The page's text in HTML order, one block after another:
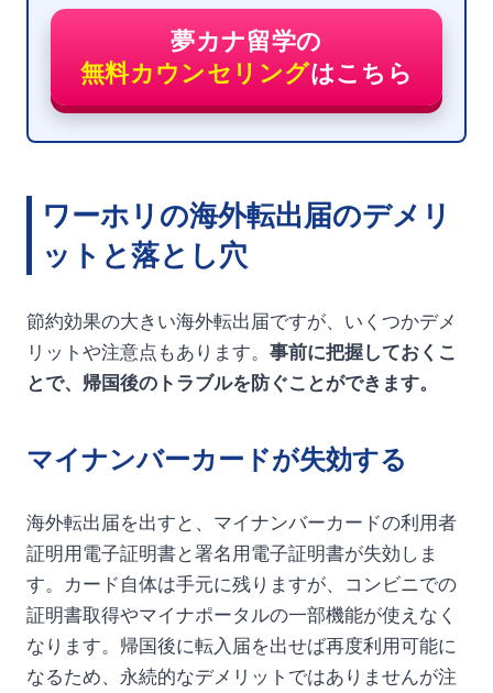
夢カナ留学の
無料カウンセリングはこちら
ワーホリの海外転出届のデメリ
ットと落とし穴
節約効果の大きい海外転出届ですが、いくつかデメ
リットや注意点もあります。 事前に把握しておくこ
とで、帰国後のトラブルを防ぐことができます。
マイナンバーカードが失効する
海外転出届を出すと、マイナンバーカードの利用者
証明用電子証明書と署名用電子証明書が失効しま
す。カード自体は手元に残りますが、コンビニでの
証明書取得やマイナポータルの一部機能が使えなく
なります。帰国後に転入届を出せば再度利用可能に
なるため、永続的なデメリットではありませんが注